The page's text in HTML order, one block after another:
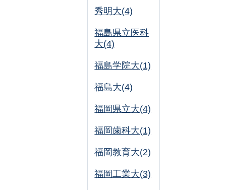
秀明大(4)
福島県立医科
大(4)
福島学院大(1)
福島大(4)
福岡県立大(4)
福岡歯科大(1)
福岡教育大(2)
福岡工業大(3)